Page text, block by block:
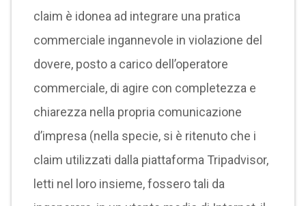
claim è idonea ad integrare una pratica
commerciale ingannevole in violazione del
dovere, posto a carico dell’operatore
commerciale, di agire con completezza e
chiarezza nella propria comunicazione
d’impresa (nella specie, si è ritenuto che i
claim utilizzati dalla piattaforma Tripadvisor,
letti nel loro insieme, fossero tali da